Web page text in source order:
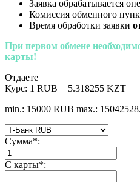
Заявка обрабатывается
Комиссия обменного
Время обработки заявки
При первом обмене
карты!
Отдаете
Курс: 1 RUB = 5.318255 KZT
min.: 15000 RUB max.:
Сумма*:
С карты*: